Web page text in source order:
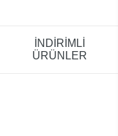
İNDİRİMLİ
ÜRÜNLER